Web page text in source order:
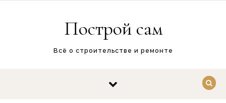
Построй сам
Всё о строительстве и ремонте